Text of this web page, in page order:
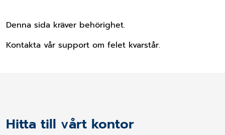
Denna sida kräver behörighet.
Kontakta vår support om felet kvarstår.
Hitta till vårt kontor